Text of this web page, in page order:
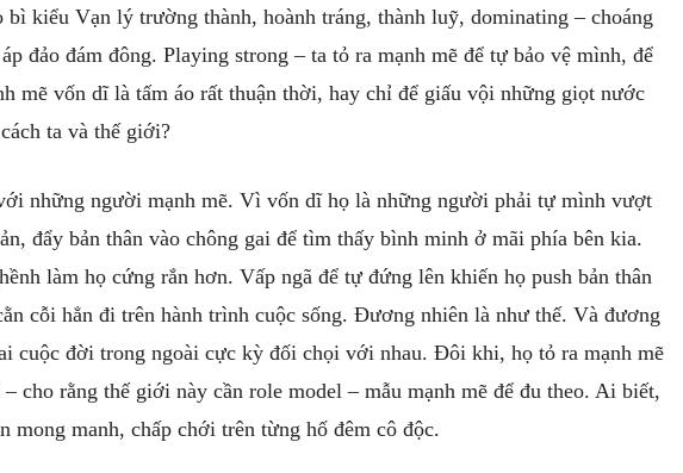
bì kiểu Vạn lý trường thành, hoành tráng, thành luỹ, dominating – choáng
đảo đám đông. Playing strong – ta tỏ ra mạnh mẽ để tự bảo vệ mình, để
mẽ vốn dĩ là tấm áo rất thuận thời, hay chỉ để giấu vội những giọt nước
ta và thế giới?
những người mạnh mẽ. Vì vốn dĩ họ là những người phải tự mình vượt
đẩy bản thân vào chông gai để tìm thấy bình minh ở mãi phía bên kia.
làm họ cứng rắn hơn. Vấp ngã để tự đứng lên khiến họ push bản thân
cỗi hẳn đi trên hành trình cuộc sống. Đương nhiên là như thế. Và đương
cuộc đời trong ngoài cực kỳ đối chọi với nhau. Đôi khi, họ tỏ ra mạnh mẽ
cho rằng thế giới này cần role model – mẫu mạnh mẽ để đu theo. Ai biết,
mong manh, chấp chới trên từng hố đêm cô độc.